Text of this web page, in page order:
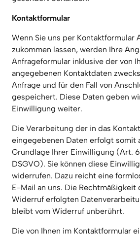
Kontaktformular
Wenn Sie uns per Kontaktformular
zukommen lassen, werden Ihre
Anfrageformular inklusive der von
angegebenen Kontaktdaten
Anfrage und für den Fall von
gespeichert. Diese Daten geben
Einwilligung weiter.
Die Verarbeitung der in das
eingegebenen Daten erfolgt somit
Grundlage Ihrer Einwilligung (Art. 6
DSGVO). Sie können diese
widerrufen. Dazu reicht eine
E-Mail an uns. Die Rechtmäßigkeit
Widerruf erfolgten
bleibt vom Widerruf unberührt.
Die von Ihnen im Kontaktformular